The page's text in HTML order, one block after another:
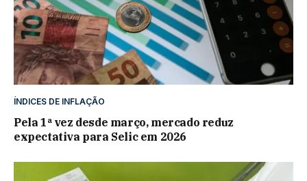
ÍNDICES DE INFLAÇÃO
Pela 1ª vez desde março, mercado reduz
expectativa para Selic em 2026